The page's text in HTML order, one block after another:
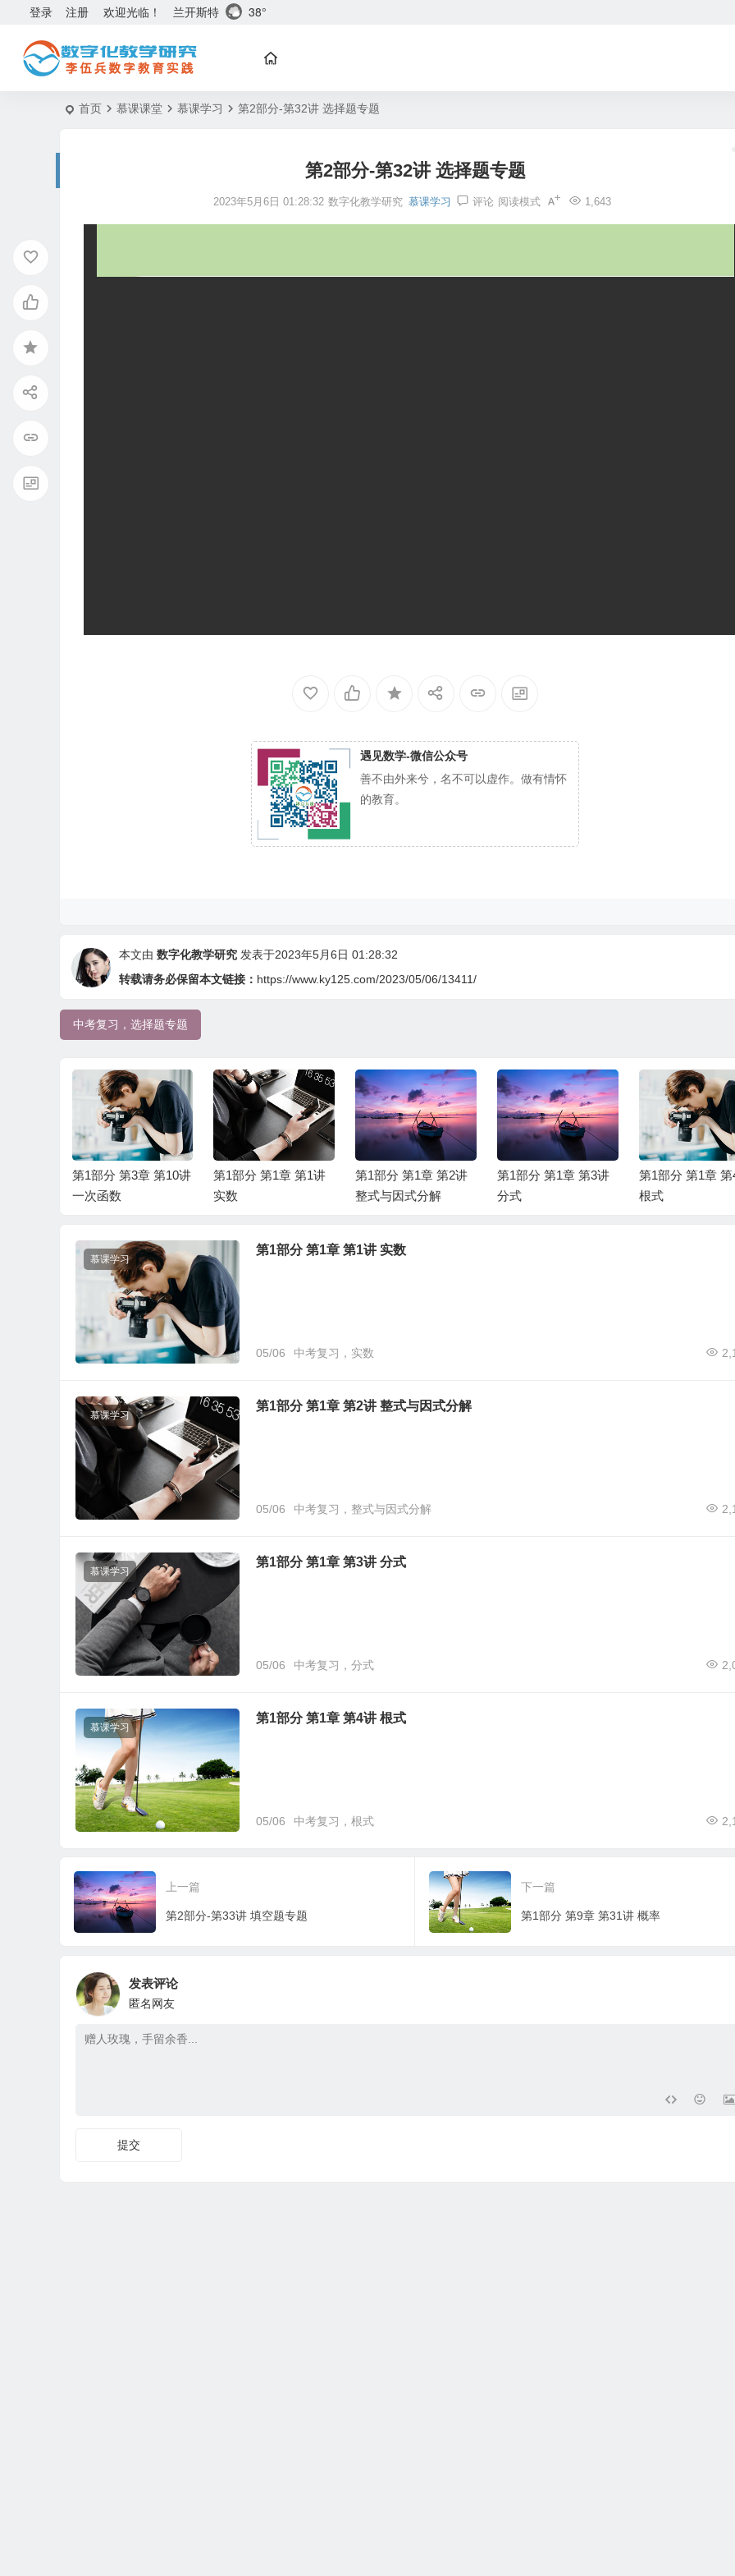
欢迎光临！
登录 注册 兰开斯特 38°
首页 慕课课堂 慕课学习 第2部分-第32讲 选择题专题
第2部分-第32讲 选择题专题
2023年5月6日 01:28:32 数字化教学研究 慕课学习 评论 1,643
阅读模式
遇见数学-微信公众号
善不由外来兮，名不可以虚作。做有情怀
的教育。
本文由 数字化教学研究 发表于2023年5月6日 01:28:32
转载请务必保留本文链接： https://www.ky125.com/2023/05/06/13411/
中考复习，选择题专题
第1部分 第3章 第10讲
一次函数
第1部分 第1章 第1讲
实数
第1部分 第1章 第2讲
整式与因式分解
第1部分 第1章 第3讲
分式
第1部分 第1章 第
根式
慕课学习
第1部分 第1章 第1讲 实数
05/06 中考复习，实数
慕课学习
第1部分 第1章 第2讲 整式与因式分解
05/06 中考复习，整式与因式分解
慕课学习
第1部分 第1章 第3讲 分式
05/06 中考复习，分式
慕课学习
第1部分 第1章 第4讲 根式
05/06 中考复习，根式
上一篇
第2部分-第33讲 填空题专题
下一篇
第1部分 第9章 第31讲 概率
发表评论
匿名网友
提交